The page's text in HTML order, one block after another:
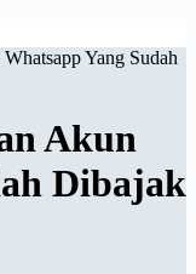
Yang Sudah
Akun
Dibajak